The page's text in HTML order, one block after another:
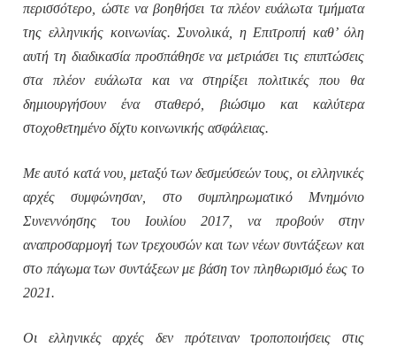
περισσότερο, ώστε να βοηθήσει τα πλέον ευάλωτα τμήματα
της ελληνικής κοινωνίας. Συνολικά, η Επιτροπή καθ’ όλη
αυτή τη διαδικασία προσπάθησε να μετριάσει τις επιπτώσεις
στα πλέον ευάλωτα και να στηρίξει πολιτικές που θα
δημιουργήσουν ένα σταθερό, βιώσιμο και καλύτερα
στοχοθετημένο δίχτυ κοινωνικής ασφάλειας.
Με αυτό κατά νου, μεταξύ των δεσμεύσεών τους, οι ελληνικές
αρχές συμφώνησαν, στο συμπληρωματικό Μνημόνιο
Συνεννόησης του Ιουλίου 2017, να προβούν στην
αναπροσαρμογή των τρεχουσών και των νέων συντάξεων και
στο πάγωμα των συντάξεων με βάση τον πληθωρισμό έως το
2021.
Οι ελληνικές αρχές δεν πρότειναν τροποποιήσεις στις